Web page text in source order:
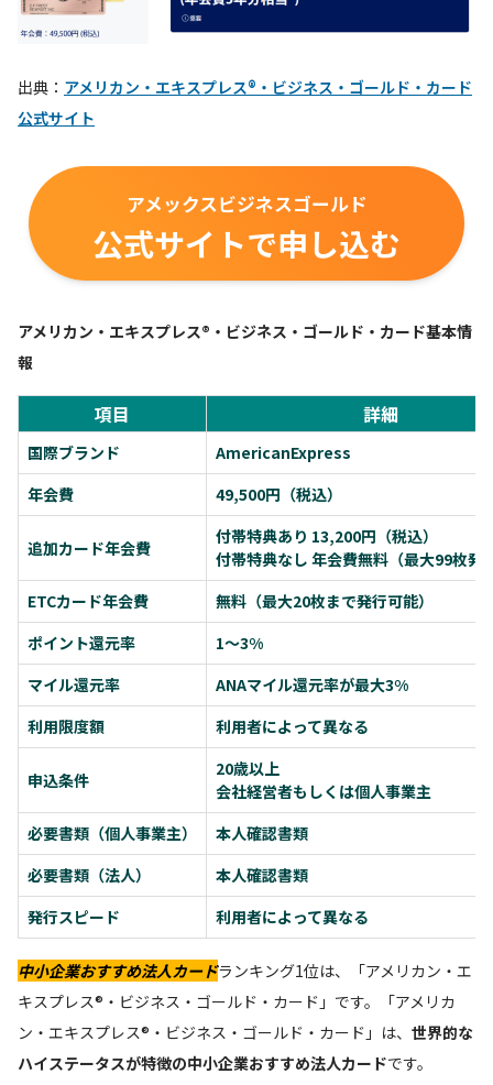
出典： アメリカン・エキスプレス®・ビジネス・ゴールド・カード
公式サイト
アメックスビジネスゴールド
公式サイトで申し込む
アメリカン・エキスプレス®・ビジネス・ゴールド・カード基本情
報
項目 詳細
国際ブランド
AmericanExpress
年会費
49,500円（税込）
追加カード年会費
付帯特典あり 13,200円（税込）
付帯特典なし 年会費無料（最大99枚発
ETCカード年会費
無料（最大20枚まで発行可能）
ポイント還元率
1〜3%
マイル還元率
ANAマイル還元率が最大3%
利用限度額
利用者によって異なる
申込条件
20歳以上
会社経営者もしくは個人事業主
必要書類（個人事業主）
本人確認書類
必要書類（法人）
本人確認書類
発行スピード
利用者によって異なる
中小企業おすすめ法人カードランキング1位は、「アメリカン・エ
キスプレス®・ビジネス・ゴールド・カード」です。「アメリカ
ン・エキスプレス®・ビジネス・ゴールド・カード」は、 世界的な
ハイステータスが特徴の中小企業おすすめ法人カードです。